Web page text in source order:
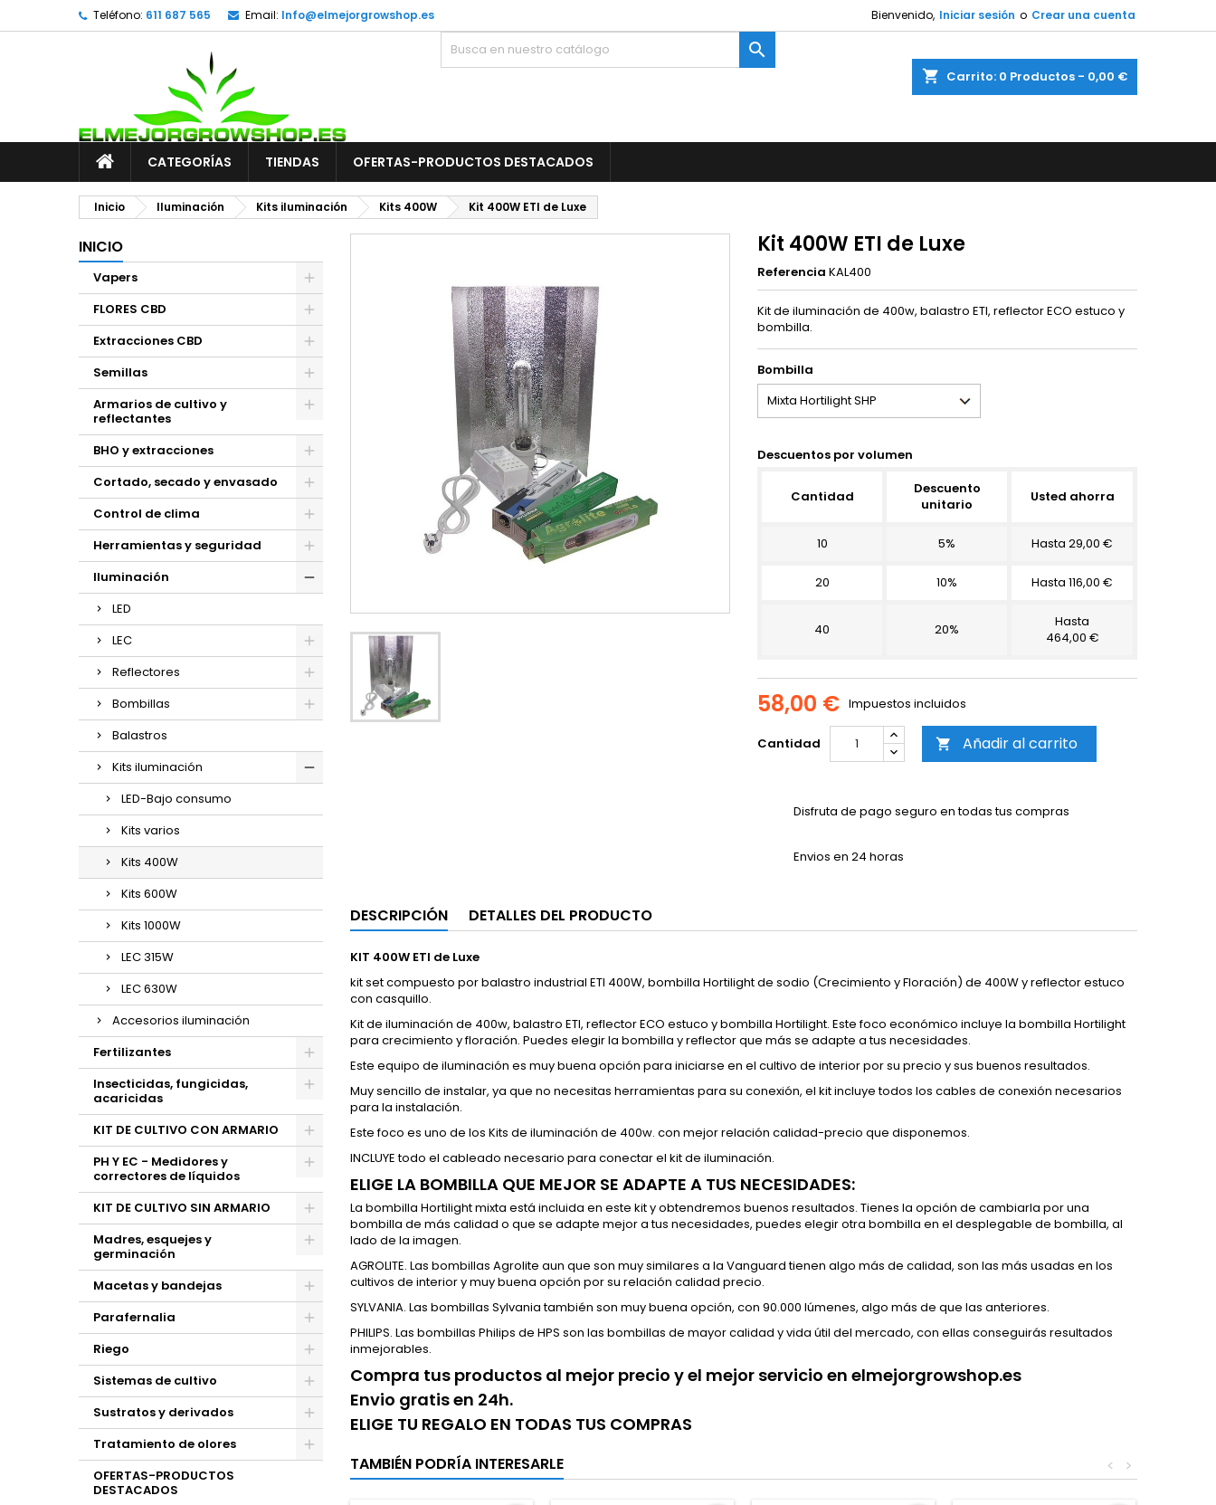
Teléfono: 611 687 565 Email: Info@elmejorgrowshop.es Bienvenido, Iniciar sesión o Crear una cuenta
shopping_cart Carrito: 0 Productos - 0,00 €

CATEGORÍAS TIENDAS OFERTAS-PRODUCTOS DESTACADOS
Inicio Iluminación Kits iluminación Kits 400W Kit 400W ETI de Luxe
INICIO
Vapers
FLORES CBD
Extracciones CBD
Semillas
Armarios de cultivo y
reflectantes
BHO y extracciones
Cortado, secado y envasado
Control de clima
Herramientas y seguridad
Iluminación
LED
LEC
Reflectores
Bombillas
Balastros
Kits iluminación
LED-Bajo consumo
Kits varios
Kits 400W
Kits 600W
Kits 1000W
LEC 315W
LEC 630W
Accesorios iluminación
Fertilizantes
Insecticidas, fungicidas,
acaricidas
KIT DE CULTIVO CON ARMARIO
PH Y EC - Medidores y
correctores de líquidos
KIT DE CULTIVO SIN ARMARIO
Madres, esquejes y
germinación
Macetas y bandejas
Parafernalia
Riego
Sistemas de cultivo
Sustratos y derivados
Tratamiento de olores
OFERTAS-PRODUCTOS
DESTACADOS
Kit 400W ETI de Luxe
Referencia KAL400
Kit de iluminación de 400w, balastro ETI, reflector ECO estuco y
bombilla.
Bombilla
Descuentos por volumen
Cantidad
Descuento
unitario
Usted ahorra
10 5% Hasta 29,00 €
20 10% Hasta 116,00 €
40 20%
Hasta
464,00 €
58,00 € Impuestos incluidos
Cantidad  Añadir al carrito
Disfruta de pago seguro en todas tus compras
Envios en 24 horas
DESCRIPCIÓN DETALLES DEL PRODUCTO
KIT 400W ETI de Luxe
kit set compuesto por balastro industrial ETI 400W, bombilla Hortilight de sodio (Crecimiento y Floración) de 400W y reflector estuco
con casquillo.
Kit de iluminación de 400w, balastro ETI, reflector ECO estuco y bombilla Hortilight. Este foco económico incluye la bombilla Hortilight
para crecimiento y floración. Puedes elegir la bombilla y reflector que más se adapte a tus necesidades.
Este equipo de iluminación es muy buena opción para iniciarse en el cultivo de interior por su precio y sus buenos resultados.
Muy sencillo de instalar, ya que no necesitas herramientas para su conexión, el kit incluye todos los cables de conexión necesarios
para la instalación.
Este foco es uno de los Kits de iluminación de 400w. con mejor relación calidad-precio que disponemos.
INCLUYE todo el cableado necesario para conectar el kit de iluminación.
ELIGE LA BOMBILLA QUE MEJOR SE ADAPTE A TUS NECESIDADES:
La bombilla Hortilight mixta está incluida en este kit y obtendremos buenos resultados. Tienes la opción de cambiarla por una
bombilla de más calidad o que se adapte mejor a tus necesidades, puedes elegir otra bombilla en el desplegable de bombilla, al
lado de la imagen.
AGROLITE. Las bombillas Agrolite aun que son muy similares a la Vanguard tienen algo más de calidad, son las más usadas en los
cultivos de interior y muy buena opción por su relación calidad precio.
SYLVANIA. Las bombillas Sylvania también son muy buena opción, con 90.000 lúmenes, algo más de que las anteriores.
PHILIPS. Las bombillas Philips de HPS son las bombillas de mayor calidad y vida útil del mercado, con ellas conseguirás resultados
inmejorables.
Compra tus productos al mejor precio y el mejor servicio en elmejorgrowshop.es
Envio gratis en 24h.
ELIGE TU REGALO EN TODAS TUS COMPRAS
TAMBIÉN PODRÍA INTERESARLE >
<